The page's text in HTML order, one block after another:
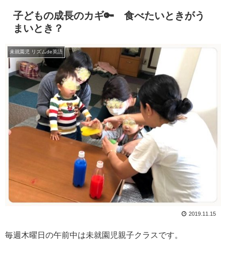
子どもの成長のカギ🔑 食べたいときがう
まいとき？
未就園児 リズムde英語
2019.11.15
毎週木曜日の午前中は未就園児親子クラスです。